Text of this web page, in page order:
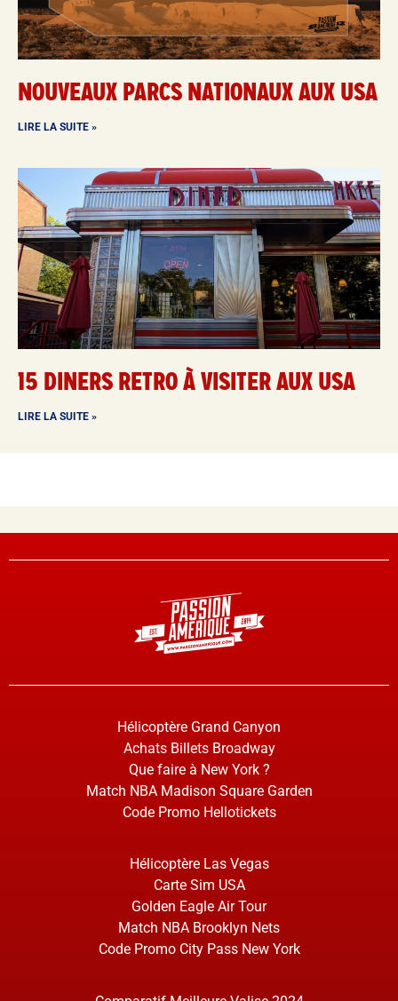
NOUVEAUX PARCS NATIONAUX AUX USA
LIRE LA SUITE »
15 DINERS RETRO À VISITER AUX USA
LIRE LA SUITE »
Hélicoptère Grand Canyon
Achats Billets Broadway
Que faire à New York ?
Match NBA Madison Square Garden
Code Promo Hellotickets
Hélicoptère Las Vegas
Carte Sim USA
Golden Eagle Air Tour
Match NBA Brooklyn Nets
Code Promo City Pass New York